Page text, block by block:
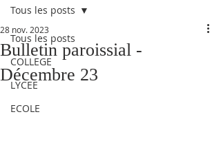
Tous les posts
COLLEGE
LYCEE
ECOLE
Tous les posts
Bulletin paroissial -
Décembre 23
28 nov. 2023